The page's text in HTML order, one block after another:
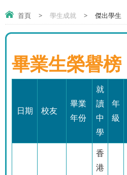
首頁 > 學生成就 > 傑出學生
畢業生榮譽榜
日期 校友
畢業
年份
就
讀
中
學
年
級
香
港